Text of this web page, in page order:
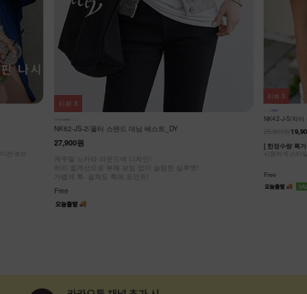
건/로브
NK62-JS-2/폴터 스텐드 데님 베스트_DY
27,900원
캐주얼 노카라 라운드넥 디자인!
허리 절개선으로 부해 보임 없이 슬림한 실루엣!
가볍게 툭- 걸쳐도 룩에 포인트!
Free
리뷰 3
NK42-J-5/차이
[ 한정수량 특
시원하게 스
Free
리뷰 3